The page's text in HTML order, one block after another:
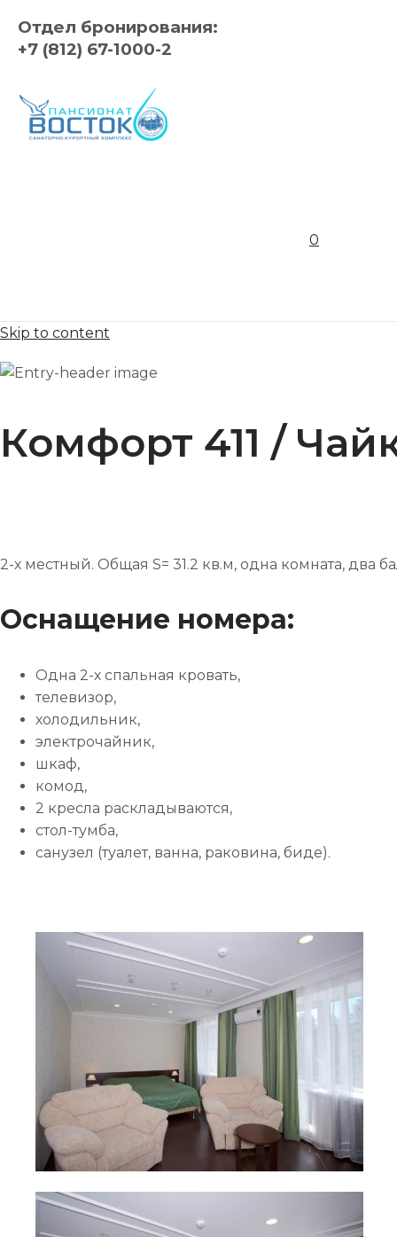
Отдел бронирования:
+7 (812) 67-1000-2
0
Skip to content
Комфорт 411 /
2-х местный. Общая S= 31.2 кв.м, одна комната, два
Оснащение номера:
Одна 2-х спальная кровать,
телевизор,
холодильник,
электрочайник,
шкаф,
комод,
2 кресла раскладываются,
стол-тумба,
санузел (туалет, ванна, раковина, биде).